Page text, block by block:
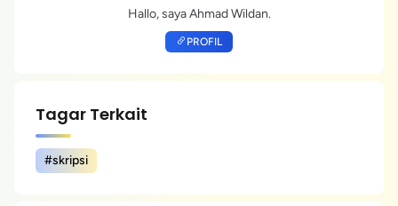
Hallo, saya Ahmad Wildan.
PROFIL
Tagar Terkait
#skripsi